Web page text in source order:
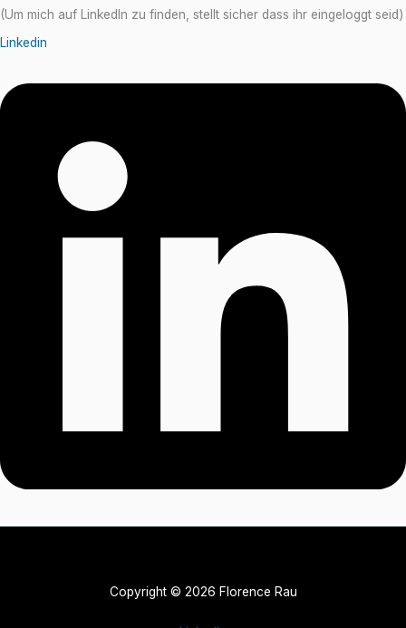
(Um mich auf LinkedIn zu finden, stellt sicher dass ihr eingeloggt seid)
Linkedin
Copyright © 2026 Florence Rau